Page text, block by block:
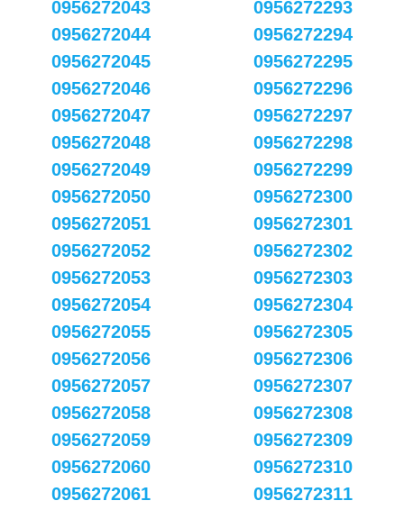
0956272043
0956272044
0956272045
0956272046
0956272047
0956272048
0956272049
0956272050
0956272051
0956272052
0956272053
0956272054
0956272055
0956272056
0956272057
0956272058
0956272059
0956272060
0956272061
0956272293
0956272294
0956272295
0956272296
0956272297
0956272298
0956272299
0956272300
0956272301
0956272302
0956272303
0956272304
0956272305
0956272306
0956272307
0956272308
0956272309
0956272310
0956272311